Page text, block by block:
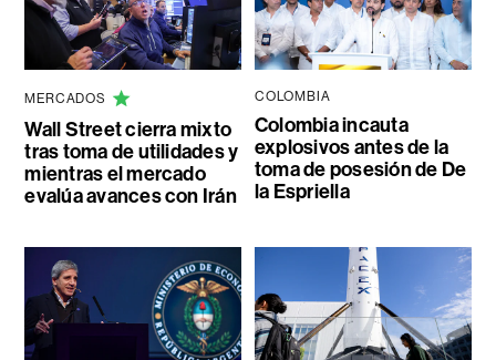
MERCADOS
Wall Street cierra mixto
tras toma de utilidades y
mientras el mercado
evalúa avances con Irán
COLOMBIA
Colombia incauta
explosivos antes de la
toma de posesión de De
la Espriella